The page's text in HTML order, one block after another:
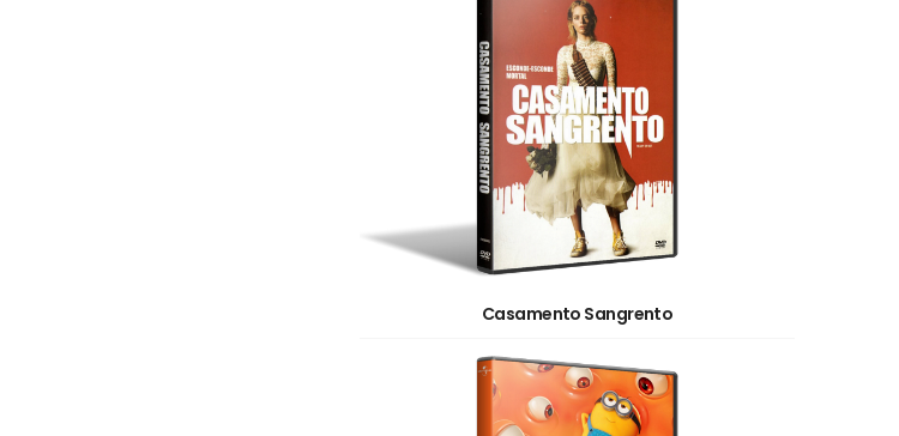
Casamento Sangrento